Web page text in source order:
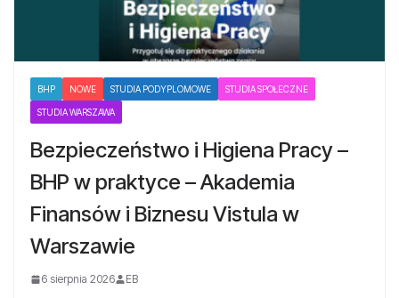
BHP NOWE STUDIA PODYPLOMOWE STUDIA SPOŁECZNE
STUDIA WARSZAWA
Bezpieczeństwo i Higiena Pracy –
BHP w praktyce – Akademia
Finansów i Biznesu Vistula w
Warszawie
6 sierpnia 2026 EB